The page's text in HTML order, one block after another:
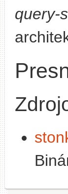
query-